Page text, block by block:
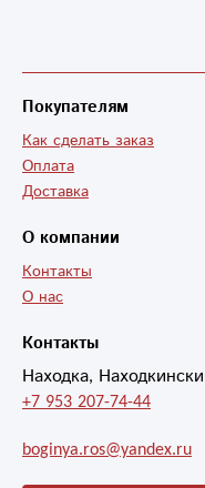
Контакты
Находка,
+7 953 207-74-44
boginya.ros@yandex.ru
Покупателям
Как сделать заказ
Оплата
Доставка
О компании
Контакты
О нас